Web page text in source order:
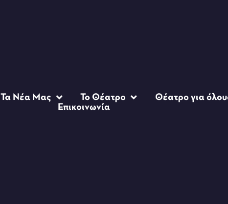
Τα Νέα Μας Το Θέατρο
Θέατρο για
Επικοινωνία